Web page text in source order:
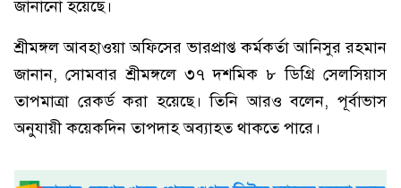
জানানো হয়েছে।
শ্রীমঙ্গল আবহাওয়া অফিসের ভারপ্রাপ্ত কর্মকর্তা আনিসুর রহমান
জানান, সোমবার শ্রীমঙ্গলে ৩৭ দশমিক ৮ ডিগ্রি সেলসিয়াস
তাপমাত্রা রেকর্ড করা হয়েছে। তিনি আরও বলেন, পূর্বাভাস
অনুযায়ী কয়েকদিন তাপদাহ অব্যাহত থাকতে পারে।